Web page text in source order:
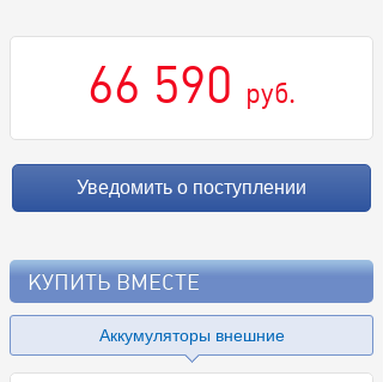
66 590 руб.
Уведомить о поступлении
КУПИТЬ ВМЕСТЕ
Аккумуляторы внешние